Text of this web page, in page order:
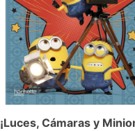
¡Luces, Cámaras y